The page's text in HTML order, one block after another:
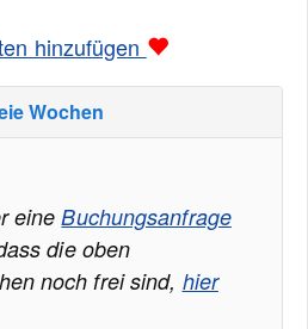
hinzufügen
Wochen
eineBuchungsanfrage
die oben
noch frei sind, hier